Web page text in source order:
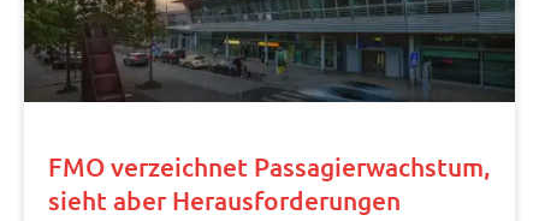
FMO verzeichnet Passagierwachstum,
sieht aber Herausforderungen